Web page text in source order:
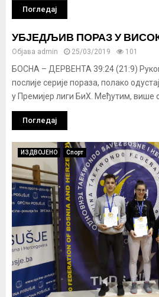
Погледај
УБЈЕДЉИВ ПОРАЗ У
Објава admin 25/03/2019 101
БОСНА – ДЕРВЕНТА 39:24 (21:9)
послије серије пораза, полако
у Премијер лиги БиХ. Међутим, више
Погледај
ИЗДВОЈЕНО Спорт